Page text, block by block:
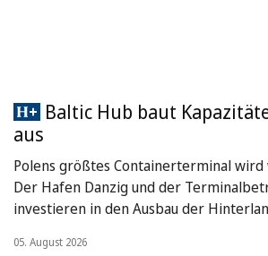
Baltic Hub baut
aus
Polens größtes Containerterminal wird
Der Hafen Danzig und der
investieren in den Ausbau der
05. August 2026